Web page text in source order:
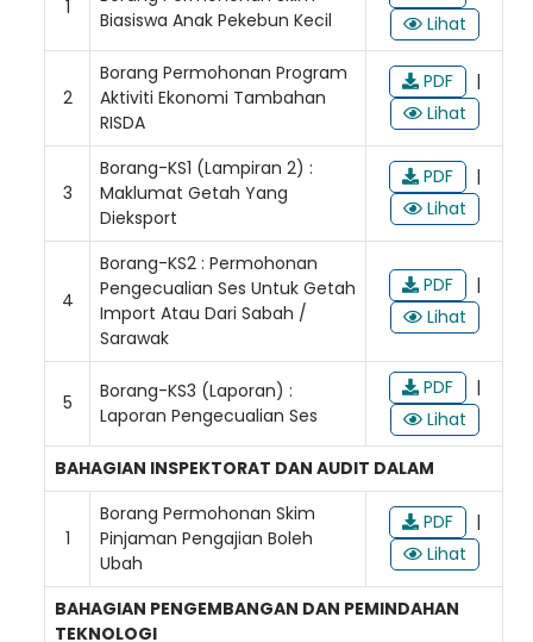
1
Biasiswa Anak Pekebun Kecil
Lihat
2
Borang Permohonan Program
Aktiviti Ekonomi Tambahan
RISDA
PDF
|
Lihat
3
Borang-KS1 (Lampiran 2) :
Maklumat Getah Yang
Dieksport
PDF
|
Lihat
4
Borang-KS2 : Permohonan
Pengecualian Ses Untuk Getah
Import Atau Dari Sabah /
Sarawak
PDF
|
Lihat
5
Borang-KS3 (Laporan) :
Laporan Pengecualian Ses
PDF
|
Lihat
BAHAGIAN INSPEKTORAT DAN AUDIT DALAM
1
Borang Permohonan Skim
Pinjaman Pengajian Boleh
Ubah
PDF
|
Lihat
BAHAGIAN PENGEMBANGAN DAN PEMINDAHAN
TEKNOLOGI